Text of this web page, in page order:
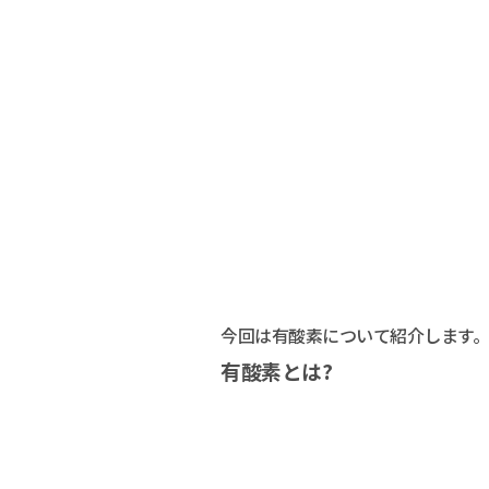
今回は有酸素について紹介します。
有酸素とは?